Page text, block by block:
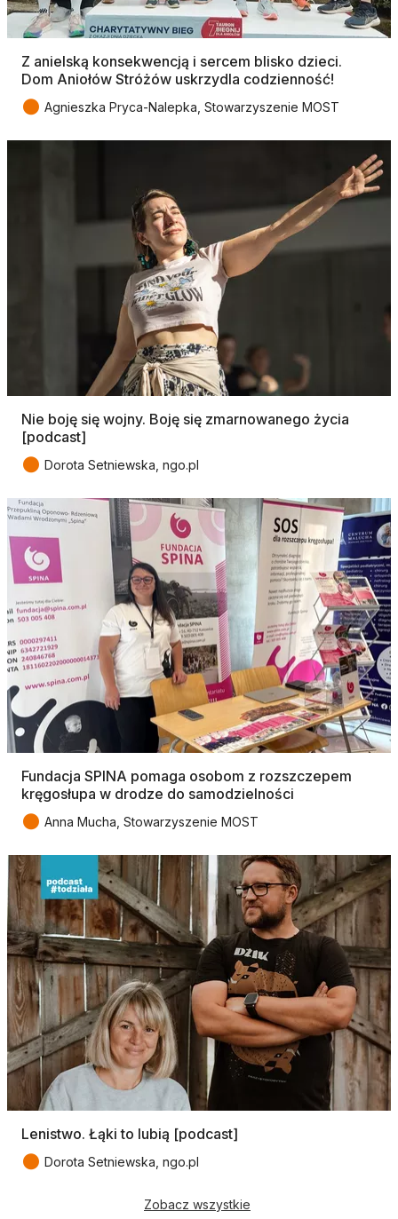
Z anielską konsekwencją i sercem blisko dzieci.
Dom Aniołów Stróżów uskrzydla codzienność!
● Agnieszka Pryca-Nalepka, Stowarzyszenie MOST
Nie boję się wojny. Boję się zmarnowanego życia
[podcast]
● Dorota Setniewska, ngo.pl
Fundacja SPINA pomaga osobom z rozszczepem
kręgosłupa w drodze do samodzielności
● Anna Mucha, Stowarzyszenie MOST
Lenistwo. Łąki to lubią [podcast]
● Dorota Setniewska, ngo.pl
Zobacz wszystkie